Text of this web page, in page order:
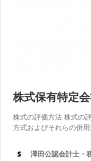
株式保有特定
株式の評価方法 株式の
方式およびそれらの併
澤田公認会計士・